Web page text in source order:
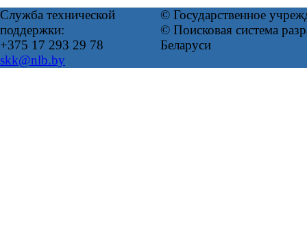
Служба технической
поддержки:
+375 17 293 29 78
skk@nlb.by
© Государственное
© Поисковая система
Беларуси